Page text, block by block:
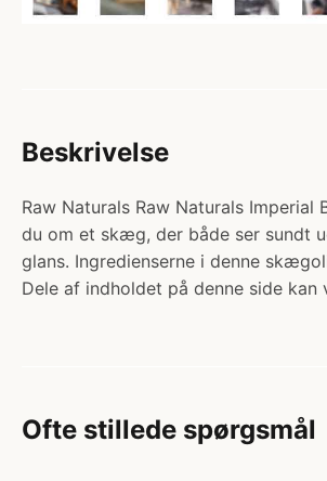
Beskrivelse
Raw Naturals Raw Naturals
du om et skæg, der både ser sundt
glans. Ingredienserne i denne
Dele af indholdet på denne side
Ofte stillede spørgsmål